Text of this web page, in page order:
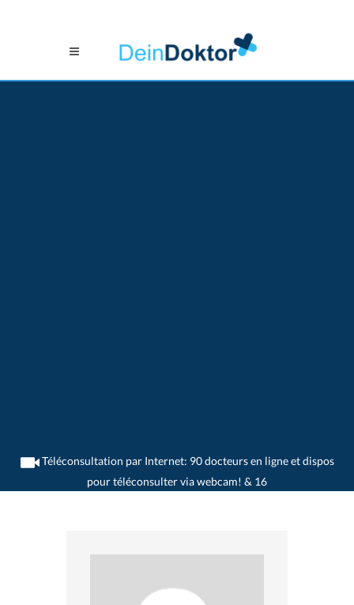
Téléconsultation par Internet: 90 docteurs en ligne et dispos
pour téléconsulter via webcam! & 16
>Neurologues>Bern>Dr. Frank O. Wernli>Consultation avec Dr. Frank-O.